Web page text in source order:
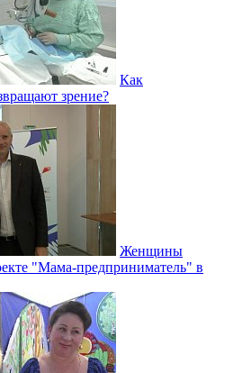
Как
зрение?
Женщины
"Мама-предприниматель" в